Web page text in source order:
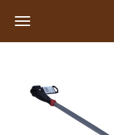
Ga
hoofdinhoud